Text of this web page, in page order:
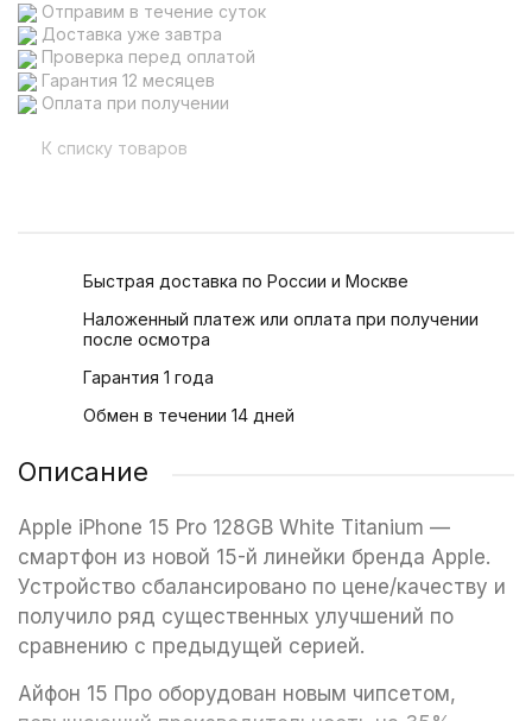
Отправим в течение суток
Доставка уже завтра
Проверка перед оплатой
Гарантия 12 месяцев
Оплата при получении
К списку товаров
Быстрая доставка по России и Москве
Наложенный платеж или оплата при получении
после осмотра
Гарантия 1 года
Обмен в течении 14 дней
Описание
Apple iPhone 15 Pro 128GB White Titanium —
смартфон из новой 15-й линейки бренда Apple.
Устройство сбалансировано по цене/качеству и
получило ряд существенных улучшений по
сравнению с предыдущей серией.
Айфон 15 Про оборудован новым чипсетом,